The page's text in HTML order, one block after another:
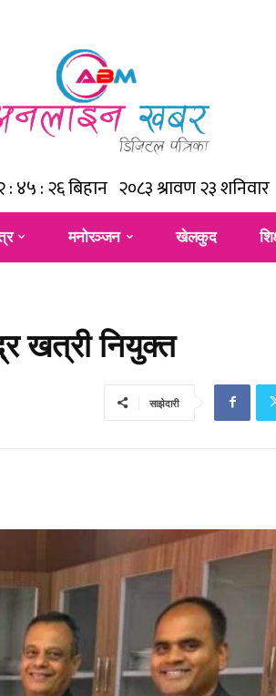
मनोरञ्जन खेलकुद
खत्री नियुक्त
साझेदारी